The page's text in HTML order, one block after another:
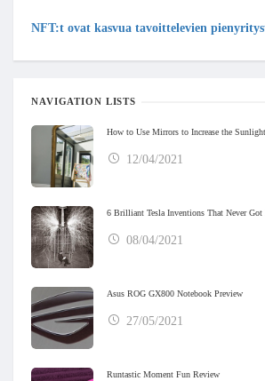
NFT:t ovat kasvua tavoittelevien
NAVIGATION LISTS
How to Use Mirrors to Increase the
12/04/2021
6 Brilliant Tesla Inventions That Never
08/04/2021
Asus ROG GX800 Notebook Preview
27/05/2021
Runtastic Moment Fun Review